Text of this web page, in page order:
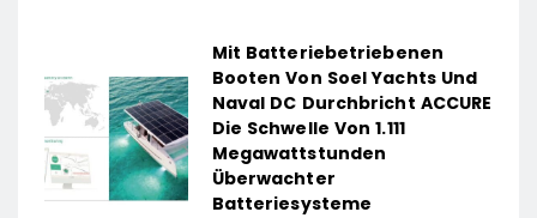
Mit Batteriebetriebenen
Booten Von Soel Yachts Und
Naval DC Durchbricht ACCURE
Die Schwelle Von 1.111
Megawattstunden
Überwachter
Batteriesysteme